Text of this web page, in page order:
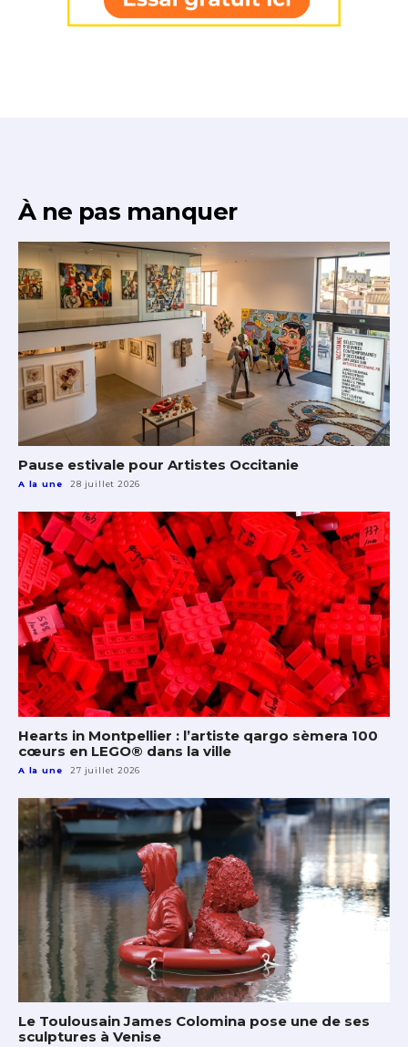
À ne pas manquer
Pause estivale pour Artistes Occitanie
A la une 28 juillet 2026
Hearts in Montpellier : l’artiste qargo sèmera 100
cœurs en LEGO® dans la ville
A la une 27 juillet 2026
Le Toulousain James Colomina pose une de ses
sculptures à Venise